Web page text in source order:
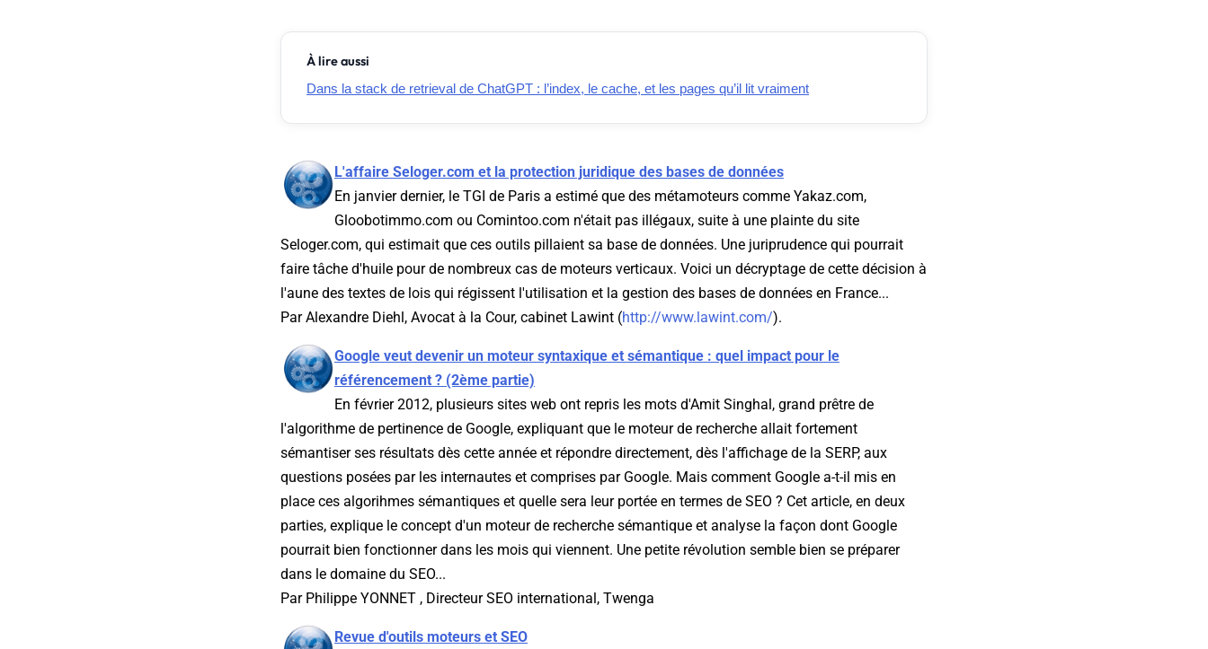
À lire aussi
Dans la stack de retrieval de ChatGPT : l’index, le cache, et les pages qu’il lit vraiment
L'affaire Seloger.com et la protection juridique des bases de données
En janvier dernier, le TGI de Paris a estimé que des métamoteurs comme Yakaz.com,
Gloobotimmo.com ou Comintoo.com n'était pas illégaux, suite à une plainte du site
Seloger.com, qui estimait que ces outils pillaient sa base de données. Une juriprudence qui pourrait
faire tâche d'huile pour de nombreux cas de moteurs verticaux. Voici un décryptage de cette décision à
l'aune des textes de lois qui régissent l'utilisation et la gestion des bases de données en France...
Par Alexandre Diehl, Avocat à la Cour, cabinet Lawint (http://www.lawint.com/).
Google veut devenir un moteur syntaxique et sémantique : quel impact pour le
référencement ? (2ème partie)
En février 2012, plusieurs sites web ont repris les mots d'Amit Singhal, grand prêtre de
l'algorithme de pertinence de Google, expliquant que le moteur de recherche allait fortement
sémantiser ses résultats dès cette année et répondre directement, dès l'affichage de la SERP, aux
questions posées par les internautes et comprises par Google. Mais comment Google a-t-il mis en
place ces algorihmes sémantiques et quelle sera leur portée en termes de SEO ? Cet article, en deux
parties, explique le concept d'un moteur de recherche sémantique et analyse la façon dont Google
pourrait bien fonctionner dans les mois qui viennent. Une petite révolution semble bien se préparer
dans le domaine du SEO...
Par Philippe YONNET , Directeur SEO international, Twenga
Revue d'outils moteurs et SEO